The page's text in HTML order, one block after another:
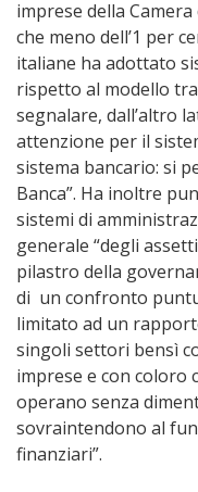
imprese della
che meno dell’1 per
italiane ha adottato
rispetto al modello
segnalare, dall’altro
attenzione per il
sistema bancario: si
Banca”. Ha inoltre
sistemi di
generale “degli
pilastro della
di un confronto
limitato ad un
singoli settori bensì
imprese e con coloro
operano senza
sovraintendono al
finanziari”.